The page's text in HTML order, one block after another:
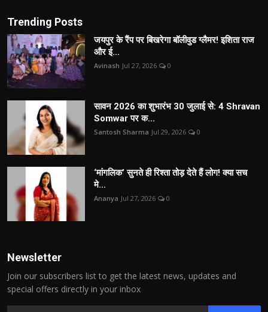
Trending Posts
जयपुर के रैंप पर बिखरेगा बॉलीवुड ग्लैमर! इशिता राज
और ई...
Avinash Jul 27, 2026 0
सावन 2026 का शुभारंभ 30 जुलाई से: 4 Shravan
Somwar पर क...
Santosh Sharma Jul 29, 2026 0
‘मांगलिक’ सुनते ही रिश्ता तोड़ देते हैं लोग! क्या सच
मे...
Ananya Jul 27, 2026 0
Newsletter
Join our subscribers list to get the latest news, updates and
special offers directly in your inbox